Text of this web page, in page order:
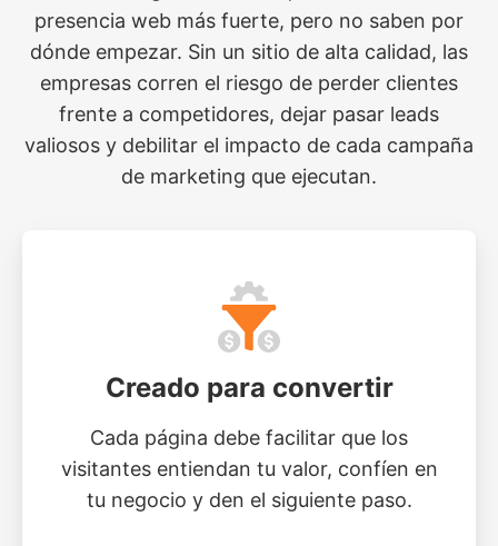
presencia web más fuerte, pero no saben por
dónde empezar. Sin un sitio de alta calidad, las
empresas corren el riesgo de perder clientes
frente a competidores, dejar pasar leads
valiosos y debilitar el impacto de cada campaña
de marketing que ejecutan.
Creado para convertir
Cada página debe facilitar que los
visitantes entiendan tu valor, confíen en
tu negocio y den el siguiente paso.